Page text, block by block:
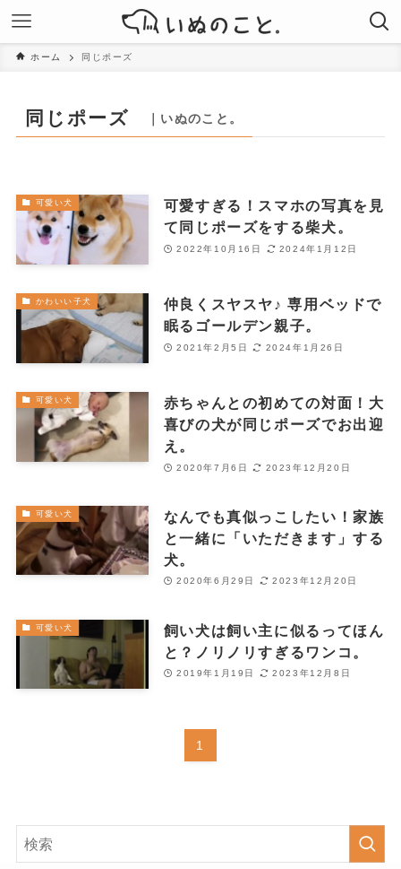
ホーム 同じポーズ
同じポーズ ｜いぬのこと。
可愛い犬
可愛すぎる！スマホの写真を見
て同じポーズをする柴犬。
2022年10月16日 2024年1月12日
かわいい子犬
仲良くスヤスヤ♪ 専用ベッドで
眠るゴールデン親子。
2021年2月5日 2024年1月26日
可愛い犬
赤ちゃんとの初めての対面！大
喜びの犬が同じポーズでお出迎
え。
2020年7月6日 2023年12月20日
可愛い犬
なんでも真似っこしたい！家族
と一緒に「いただきます」する
犬。
2020年6月29日 2023年12月20日
可愛い犬
飼い犬は飼い主に似るってほん
と？ノリノリすぎるワンコ。
2019年1月19日 2023年12月8日
1